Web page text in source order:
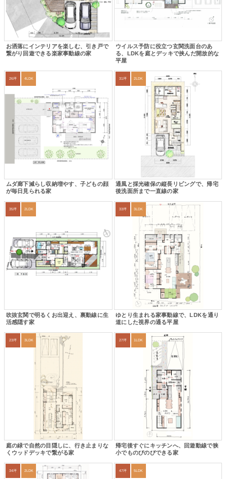
お洒落にインテリアを楽しむ、引き戸で
繋がり回遊できる楽家事動線の家
ウイルス予防に役立つ玄関洗面台のあ
る、LDKを庭とデッキで挟んだ開放的な
平屋
26坪 4LDK
ムダ廊下減らし収納増やす、子どもの顔
が毎日見られる家
31坪 2LDK
通風と採光確保の縦長リビングで、帰宅
後洗面所まで一直線の家
35坪 2LDK
吹抜玄関で明るくお出迎え、裏動線に生
活感隠す家
33坪 3LDK
ゆとり生まれる家事動線で、LDKを通り
道にした視界の通る平屋
23坪 3LDK
庭の緑で自然の目隠しに、行き止まりな
くウッドデッキで繋がる家
27坪 1LDK
帰宅後すぐにキッチンへ、回遊動線で狭
小でものびのびできる家
34坪 2LDK 47坪 5LDK